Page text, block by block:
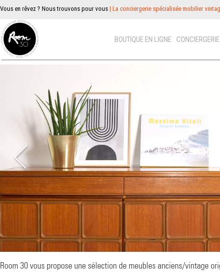
Vous en rêvez ? Nous trouvons pour vous | La conciergerie spécialisée mobilier
BOUTIQUE EN LIGNE
–
Room 30 vous propose une sélection de meubles anciens/vintage